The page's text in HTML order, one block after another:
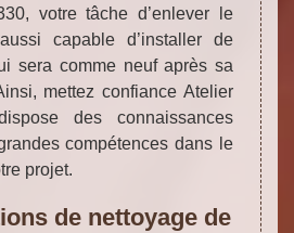
votre tâche d’enlever le
capable d’installer de
sera comme neuf après sa
mettez confiance Atelier
des connaissances
compétences dans le
projet.
de nettoyage de